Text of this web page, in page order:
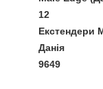
12
Екстендери
Данія
9649